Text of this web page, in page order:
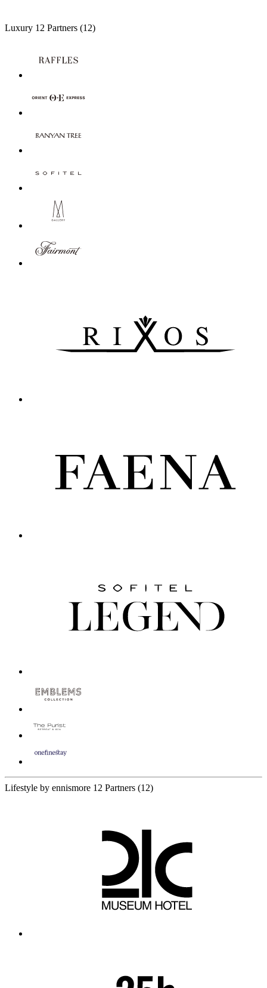
Luxury 12 Partners (12)
Lifestyle by ennismore 12 Partners (12)